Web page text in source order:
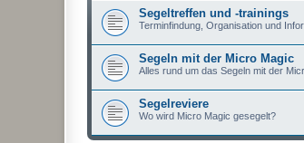
Segeltreffen und -trainings
Terminfindung, Organisation und
Segeln mit der Micro Magic
Alles rund um das Segeln mit der
Segelreviere
Wo wird Micro Magic gesegelt?